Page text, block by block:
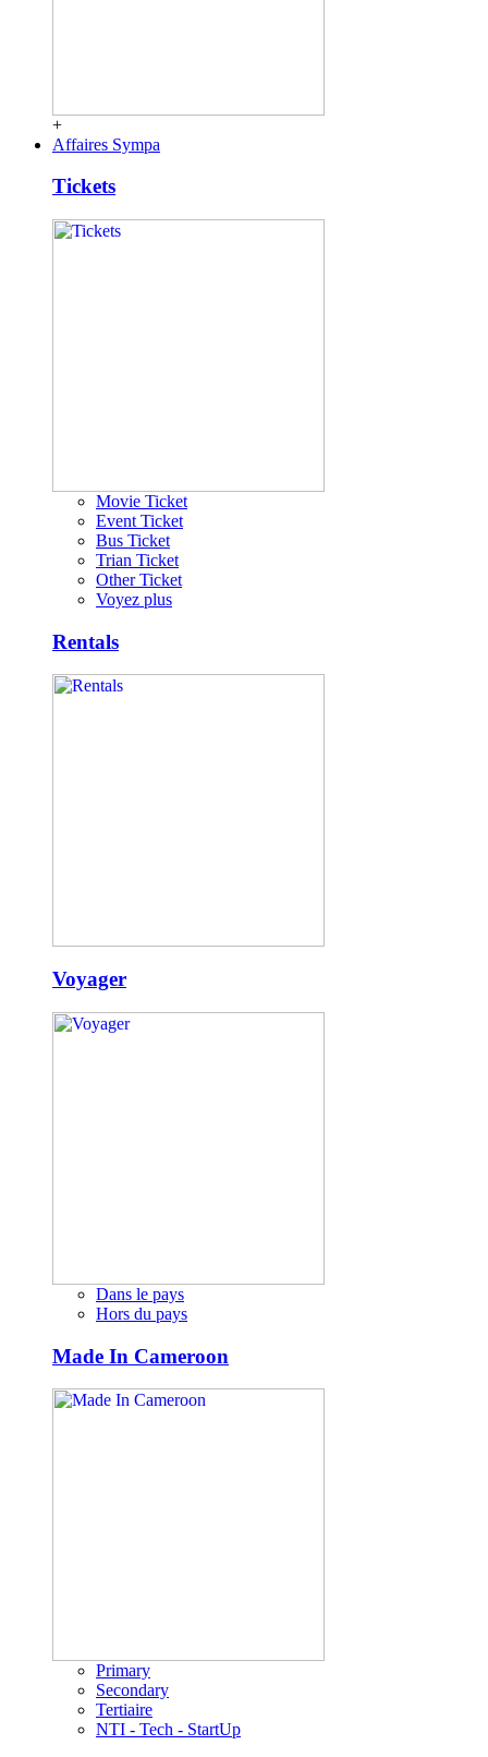
+
Affaires Sympa
Tickets
Movie Ticket
Event Ticket
Bus Ticket
Trian Ticket
Other Ticket
Voyez plus
Rentals
Voyager
Dans le pays
Hors du pays
Made In Cameroon
Primary
Secondary
Tertiaire
NTI - Tech - StartUp